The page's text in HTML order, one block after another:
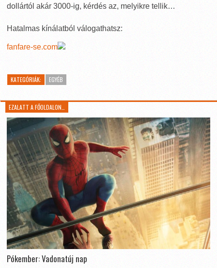
dollártól akár 3000-ig, kérdés az, melyikre tellik…
Hatalmas kínálatból válogathatsz:
fanfare-se.com
KATEGÓRIÁK: EGYÉB
EZALATT A FŐOLDALON…
Pókember: Vadonatúj nap